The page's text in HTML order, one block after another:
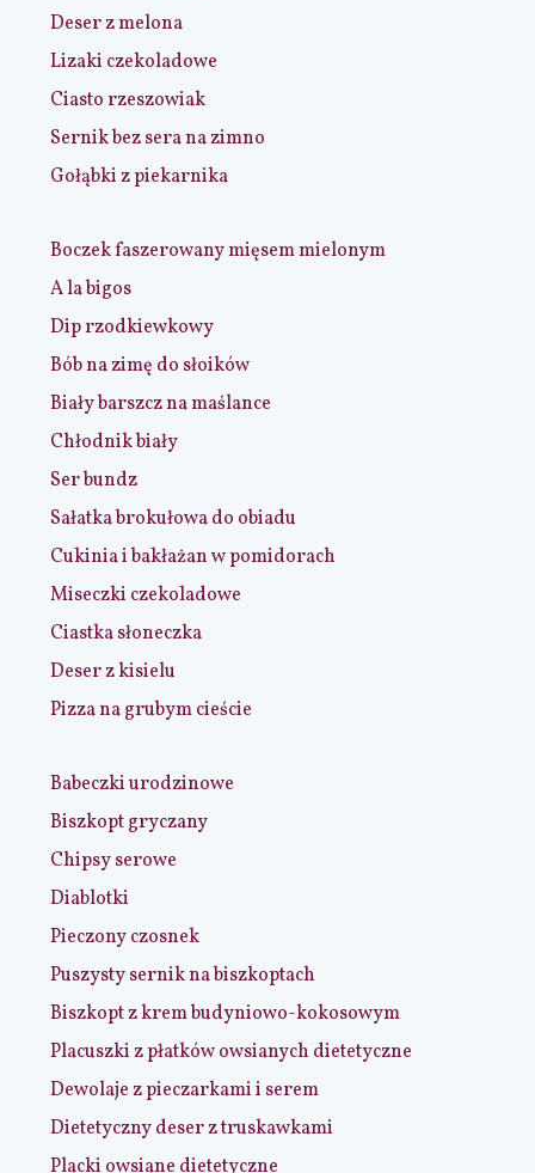
Deser z melona
Lizaki czekoladowe
Ciasto rzeszowiak
Sernik bez sera na zimno
Gołąbki z piekarnika
Boczek faszerowany mięsem mielonym
A la bigos
Dip rzodkiewkowy
Bób na zimę do słoików
Biały barszcz na maślance
Chłodnik biały
Ser bundz
Sałatka brokułowa do obiadu
Cukinia i bakłażan w pomidorach
Miseczki czekoladowe
Ciastka słoneczka
Deser z kisielu
Pizza na grubym cieście
Babeczki urodzinowe
Biszkopt gryczany
Chipsy serowe
Diablotki
Pieczony czosnek
Puszysty sernik na biszkoptach
Biszkopt z krem budyniowo-kokosowym
Placuszki z płatków owsianych dietetyczne
Dewolaje z pieczarkami i serem
Dietetyczny deser z truskawkami
Placki owsiane dietetyczne